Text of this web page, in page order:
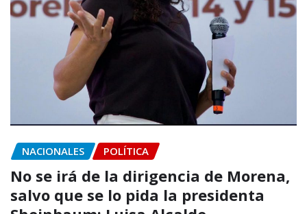
NACIONALES POLÍTICA
No se irá de la dirigencia de Morena,
salvo que se lo pida la presidenta